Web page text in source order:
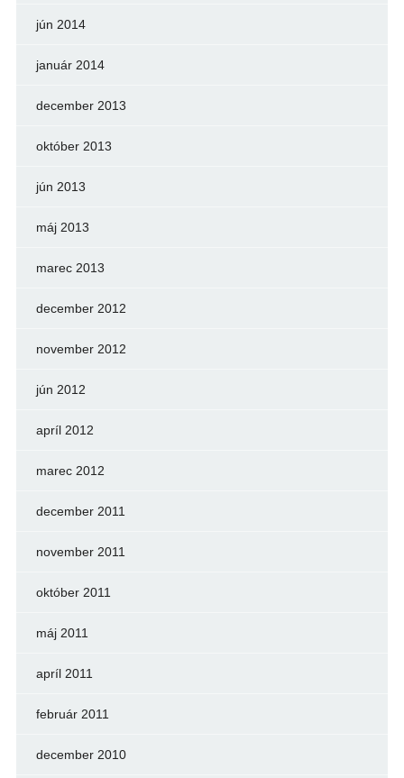
jún 2014
január 2014
december 2013
október 2013
jún 2013
máj 2013
marec 2013
december 2012
november 2012
jún 2012
apríl 2012
marec 2012
december 2011
november 2011
október 2011
máj 2011
apríl 2011
február 2011
december 2010